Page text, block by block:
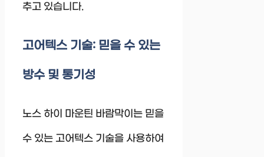
추고 있습니다.
고어텍스 기술: 믿을 수 있는
방수 및 통기성
노스 하이 마운틴 바람막이는 믿을
수 있는 고어텍스 기술을 사용하여